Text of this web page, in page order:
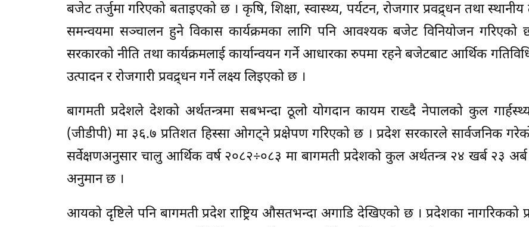
बजेट तर्जुमा गरिएको बताइएको छ । कृषि, शिक्षा, स्वास्थ्य, पर्यटन, रोजगार प्रवद्र्धन तथा
समन्वयमा सञ्चालन हुने विकास कार्यक्रमका लागि पनि आवश्यक बजेट विनियोजन गरिएको
सरकारको नीति तथा कार्यक्रमलाई कार्यान्वयन गर्ने आधारका रुपमा रहने बजेटबाट आर्थिक
उत्पादन र रोजगारी प्रवद्र्धन गर्ने लक्ष्य लिइएको छ ।
बागमती प्रदेशले देशको अर्थतन्त्रमा सबभन्दा ठूलो योगदान कायम राख्दै नेपालको कुल
(जीडीपी) मा ३६.७ प्रतिशत हिस्सा ओगट्ने प्रक्षेपण गरिएको छ । प्रदेश सरकारले सार्वजनिक
सर्वेक्षणअनुसार चालु आर्थिक वर्ष २०८२÷०८३ मा बागमती प्रदेशको कुल अर्थतन्त्र २४ खर्ब २३
अनुमान छ ।
आयको दृष्टिले पनि बागमती प्रदेश राष्ट्रिय औसतभन्दा अगाडि देखिएको छ । प्रदेशका नागरिकको